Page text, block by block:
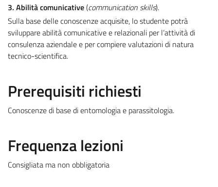
3. Abilità comunicative(communication skills).
Sulla base delle conoscenze acquisite, lo studente potrà
sviluppare abilità comunicative e relazionali per l’attività di
consulenza aziendale e per compiere valutazioni di natura
tecnico-scientifica.
Prerequisiti richiesti
Conoscenze di base di entomologia e parassitologia.
Frequenza lezioni
Consigliata ma non obbligatoria